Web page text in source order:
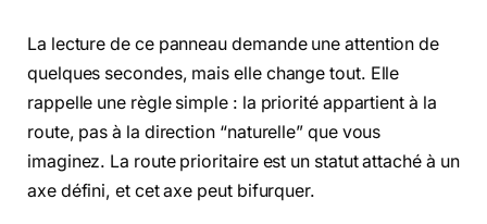
La lecture de ce panneau demande une attention de
quelques secondes, mais elle change tout. Elle
rappelle une règle simple : la priorité appartient à la
route, pas à la direction “naturelle” que vous
imaginez. La route prioritaire est un statut attaché à un
axe défini, et cet axe peut bifurquer.